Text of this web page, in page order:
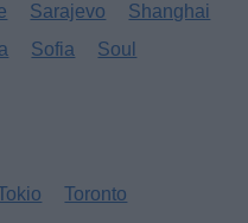
Sarajevo
Shanghai
Sofia
Soul
Toronto